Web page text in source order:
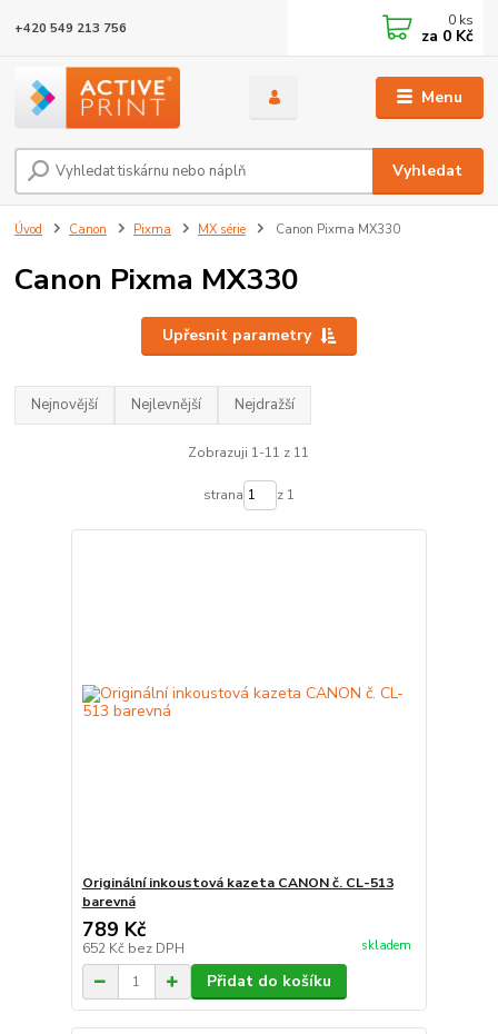
Menu
Vyhledat
+420 549 213 756 0 ks
za 0 Kč
Úvod Canon Pixma MX série Canon Pixma MX330
Canon Pixma MX330
Upřesnit parametry
Nejnovější Nejlevnější Nejdražší
Zobrazuji 1-11 z 11
strana z 1
Originální inkoustová kazeta CANON č. CL-513
barevná
789 Kč
652 Kč bez DPH skladem
Přidat do košíku